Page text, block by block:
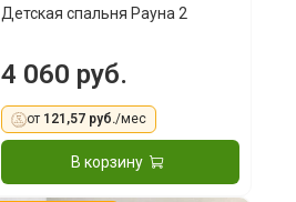
Детская спальня Рауна 2
4 060 руб.
от 121,57 руб./мес
В корзину